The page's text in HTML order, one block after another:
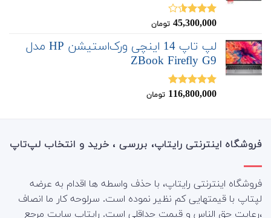
نمره
5
45,300,000 تومان
لپ تاپ 14 اینچی ورک‌استیشن HP مدل
ZBook Firefly G9
نمره5.00
116,800,000 تومان
فروشگاه اینترنتی رایتاپ، بررسی ، خرید و انتخاب لپ‌تاپ
فروشگاه اینترنتی رایتاپ، با حذف واسطه ها اقدام به عرضه
لپتاپ با قیمتهایی کم نظیر نموده است. سرلوحه کار ما انصاف
،رعایت حق الناس و قیمت حداقلی است. رایتاپ سایت مرجع